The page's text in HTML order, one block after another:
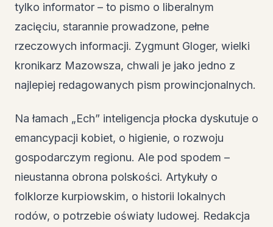
tylko informator – to pismo o liberalnym
zacięciu, starannie prowadzone, pełne
rzeczowych informacji. Zygmunt Gloger, wielki
kronikarz Mazowsza, chwali je jako jedno z
najlepiej redagowanych pism prowincjonalnych.
Na łamach „Ech” inteligencja płocka dyskutuje o
emancypacji kobiet, o higienie, o rozwoju
gospodarczym regionu. Ale pod spodem –
nieustanna obrona polskości. Artykuły o
folklorze kurpiowskim, o historii lokalnych
rodów, o potrzebie oświaty ludowej. Redakcja